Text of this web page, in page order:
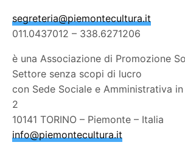
segreteria@piemontecultura.it
011.0437012 – 338.6271206
è una Associazione di Promozione
Settore senza scopi di lucro
con Sede Sociale e Amministrativa
2
10141 TORINO – Piemonte – Italia
info@piemontecultura.it